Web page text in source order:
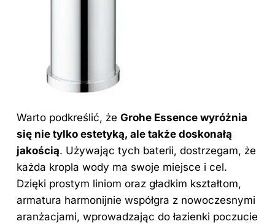
Warto podkreślić, że Grohe Essence wyróżnia
się nie tylko estetyką, ale także doskonałą
jakością. Używając tych baterii, dostrzegam, że
każda kropla wody ma swoje miejsce i cel.
Dzięki prostym liniom oraz gładkim kształtom,
armatura harmonijnie współgra z nowoczesnymi
aranżacjami, wprowadzając do łazienki poczucie